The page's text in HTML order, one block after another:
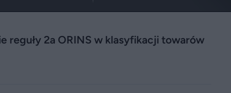
reguły 2a ORINS w klasyfikacji towarów